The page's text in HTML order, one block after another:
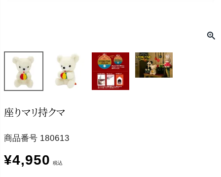
座りマリ持クマ
商品番号 180613
¥4,950 税込